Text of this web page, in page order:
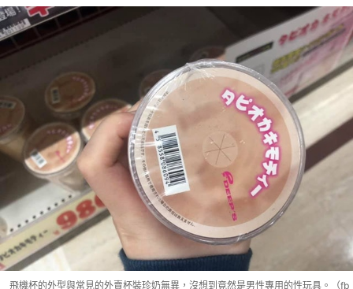
飛機杯的外型與常見的外賣杯裝珍奶無異，沒想到竟然是男性專用的性玩具。（fb